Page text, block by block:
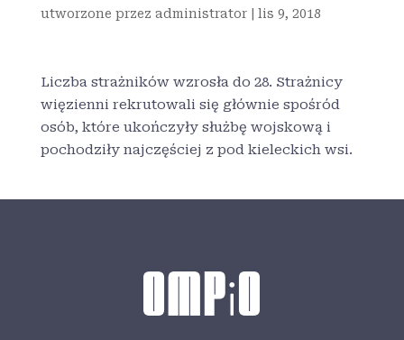
utworzone przez administrator| lis 9, 2018
Liczba strażników wzrosła do 28. Strażnicy
więzienni rekrutowali się głównie spośród
osób, które ukończyły służbę wojskową i
pochodziły najczęściej z pod kieleckich wsi.